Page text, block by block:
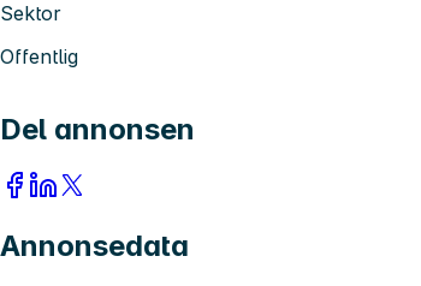
Sektor
Offentlig
Del annonsen
Annonsedata